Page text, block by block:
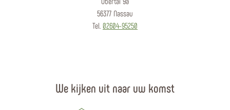
56377 Nassau
Tel. 02604-95250
We kijken uit naar uw komst